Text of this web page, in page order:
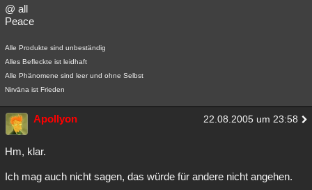
@ all
Peace
Alle Produkte sind unbeständig
Alles Befleckte ist leidhaft
Alle Phänomene sind leer und ohne Selbst
Nirvāna ist Frieden
Apollyon 22.08.2005 um 23:58
Hm, klar.
Ich mag auch nicht sagen, das würde für andere nicht angehen.